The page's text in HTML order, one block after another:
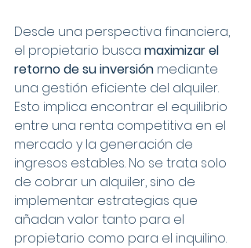
Desde una perspectiva financiera,
el propietario busca maximizar el
retorno de su inversión mediante
una gestión eficiente del alquiler.
Esto implica encontrar el equilibrio
entre una renta competitiva en el
mercado y la generación de
ingresos estables. No se trata solo
de cobrar un alquiler, sino de
implementar estrategias que
añadan valor tanto para el
propietario como para el inquilino.